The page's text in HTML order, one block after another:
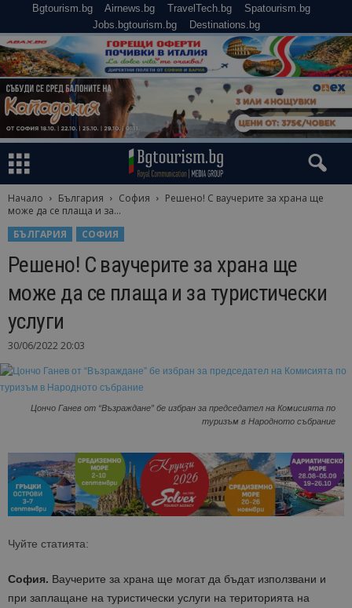
Bgtourism.bg Airnews.bg TravelTech.bg
Spatourism.bg
Jobs.bgtourism.bg
Destinations.bg
Начало България София
Решено! С ваучерите за храна ще
може да се плаща и за...
БЪЛГАРИЯ
СОФИЯ
Решено! С ваучерите за храна ще
може да се плаща и за туристически
услуги
30/06/2022 20:03
Цончо Ганев от “Възраждане” бе избран за председател на Комисията по
туризъм в Народното събрание
Чуйте статията:
София. Ваучерите за храна ще могат да бъдат използвани и
при заплащане на туристически услуги на територията на